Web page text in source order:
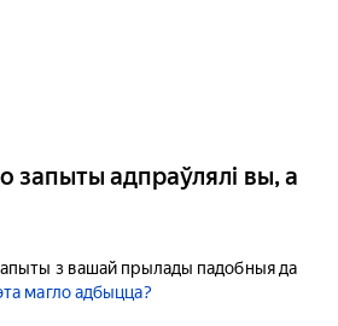
запыты адпраўлялі вы, а
з вашай прылады падобныя да
магло адбыцца?